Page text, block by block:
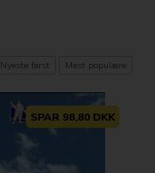
Nyeste først Mest populære
SPAR 98,80 DKK